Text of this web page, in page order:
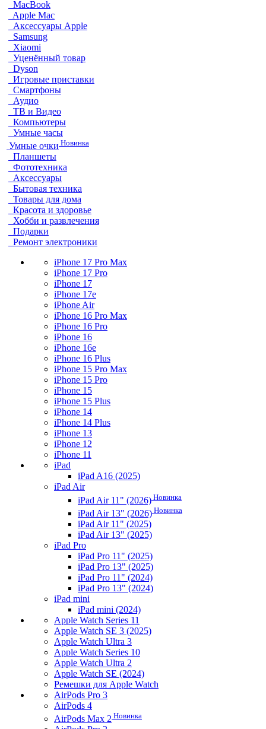
MacBook
Apple Mac
Аксессуары Apple
Samsung
Xiaomi
Уценённый товар
Dyson
Игровые приставки
Смартфоны
Аудио
ТВ и Видео
Компьютеры
Умные часы
Умные очки Новинка
Планшеты
Фототехника
Аксессуары
Бытовая техника
Товары для дома
Красота и здоровье
Хобби и развлечения
Подарки
Ремонт электроники
iPhone 17 Pro Max
iPhone 17 Pro
iPhone 17
iPhone 17e
iPhone Air
iPhone 16 Pro Max
iPhone 16 Pro
iPhone 16
iPhone 16e
iPhone 16 Plus
iPhone 15 Pro Max
iPhone 15 Pro
iPhone 15
iPhone 15 Plus
iPhone 14
iPhone 14 Plus
iPhone 13
iPhone 12
iPhone 11
iPad
iPad A16 (2025)
iPad Air
iPad Air 11" (2026) Новинка
iPad Air 13" (2026) Новинка
iPad Air 11" (2025)
iPad Air 13" (2025)
iPad Pro
iPad Pro 11" (2025)
iPad Pro 13" (2025)
iPad Pro 11" (2024)
iPad Pro 13" (2024)
iPad mini
iPad mini (2024)
Apple Watch Series 11
Apple Watch SE 3 (2025)
Apple Watch Ultra 3
Apple Watch Series 10
Apple Watch Ultra 2
Apple Watch SE (2024)
Ремешки для Apple Watch
AirPods Pro 3
AirPods 4
AirPods Max 2 Новинка